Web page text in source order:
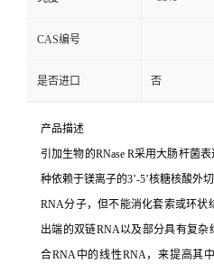
CAS编号
是否进口 否
产品描述
引加生物的RNase R采用大肠杆菌
种依赖于镁离子的3’-5’核糖核酸外
RNA分子，但不能消化套索或环状
出端的双链RNA以及部分具有复
合RNA中的线性RNA，来提高其